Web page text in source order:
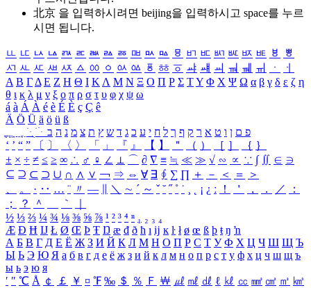
北京 을 입력하시려면 beijing을 입력하시고 space를 누르
시면 됩니다.
ㅥ ㅦ ㅧ ㅨ ㅩ ㅪ ㅫ ㅬ ㅭ ㅮ ㅯ ㅰ ㅱ ㅲ ㅳ ㅴ ㅵ ㅶ ㅷ ㅸ
ㅹ
ㅺ ㅻ ㅼ ㅽ ㅾ ㅿ ㆀ ㆁ ㆂ ㆃ ㆄ ㆅ ㆆ ㆇ ㆈ ㆉ ㆊ ㆋ ㆌ ㆍ
ㆎ
Α Β ΓΔ Ε Ζ Η Θ Ι ΚΛ Μ Ν Ξ Ο Π Ρ Σ ΤΥ Φ Χ Ψ Ω α β γ δ ε ζ η
θ ι κ λ μ ν ξ ο π ρ σ τ υ φ χ ψ ω
á à Á À é è É È ç Ç ê
Ä Ö Ü ä ö ü ß
ִֶֹ ֻּ ׁׂ פ ם ן ו ט א ר ק ף ך ל ח י ע כ ג ד ש ץ ת צ מ נ ה ב
‘ ’ “ ” 〔 〕 〈 〉 「 」 『 』 【 】 ＂ （ ） ［ ］ ｛ ｝
± × ÷ ≠ ≤ ≥ ∞ ∴ ♂ ♀ ∠ ⊥ ⌒ ∂ ∇ ≡ ≒ ≪ ≫ √ ∽ ∝ ∵ ∫ ∬ ∈ ∋
⊆ ⊇ ⊂ ⊃ ∪ ∩ ∧ ∨ ￢ ⇒ ⇔ ∀ ∃ ∮ ∑ ∏ ＋ － ＜ ＝
＞
、
。 · ‥ … ¨ 〃 ― ＼ ∼ ´ ～ ˇ ˘ ˝ ˚ ˙ ¸ ¡ ¿ ː ！ ＇ ， ． ／
：
；
？ ＾ ｀
½ ⅓ ⅔ ¼ ¾ ⅛ ⅜ ⅝ ⅞ ¹ ² ³ ⁴ ⁿ ₁ ₂ ₃ ₄
Æ Ð Ħ Ĳ Ł Ø Œ Þ Ŧ Ŋ æ đ ð ħ ı ĳ ĸ ŀ ł ø œ ß þ ŧ ŋ ŉ
А Б В Г Д Е Ё Ж З И Й К Л М Н О П Р С Т У Ф Х Ц Ч Ш Щ Ъ
Ы Ь Э Ю Я а б в г д е ё ж з и й к л м н о п р с т у ф х ц ч ш щ ъ
ы ь э ю я
′ ″ ℃ Å ￠ ￡ ￥ ¤ ℉ ‰ ＄ ％ Ｆ ￦ ㎕ ㎖ ㎗ ℓ ㎘ ㏄ ㎣ ㎤ ㎥ ㎦